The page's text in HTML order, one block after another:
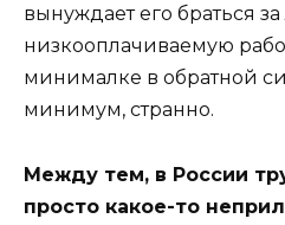
вынуждает его браться
низкооплачиваемую
минималке в обратной
минимум, странно.
Между тем, в России
просто какое-то